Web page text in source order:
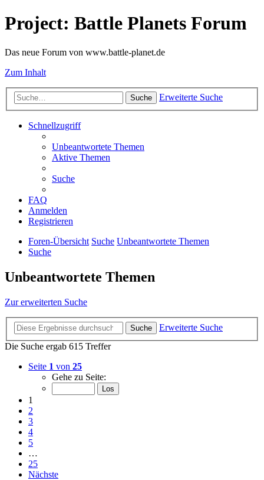
Project: Battle Planets Forum
Das neue Forum von www.battle-planet.de
Zum Inhalt
Suche Erweiterte Suche
Schnellzugriff
Unbeantwortete Themen
Aktive Themen
Suche
FAQ
Anmelden
Registrieren
Foren-Übersicht Suche Unbeantwortete Themen
Suche
Unbeantwortete Themen
Zur erweiterten Suche
Suche
Erweiterte Suche
Die Suche ergab 615 Treffer
Seite 1 von 25
Gehe zu Seite:
1
2
3
4
5
…
25
Nächste